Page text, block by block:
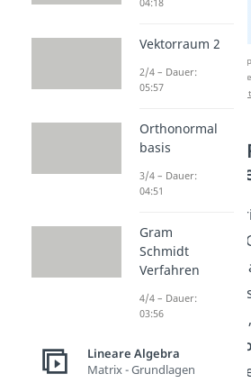
Nach Beantwortung
Studyflix zu
1. Schritt:
Der erste
wichtigste im
Bevor wir uns
ihn
mal
Für das
Vektorraum 2
2/4 – Dauer:
05:57
Orthonormal
basis
3/4 – Dauer:
04:51
Gram
Schmidt
Verfahren
4/4 – Dauer:
03:56
Lineare Algebra
Matrix - Grundlagen